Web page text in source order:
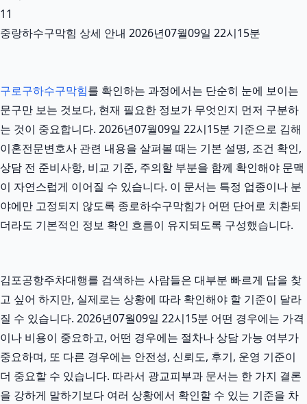
11
중랑하수구막힘 상세 안내 2026년07월09일 22시15분
구로구하수구막힘를 확인하는 과정에서는 단순히 눈에 보이는
문구만 보는 것보다, 현재 필요한 정보가 무엇인지 먼저 구분하
는 것이 중요합니다. 2026년07월09일 22시15분 기준으로 김해
이혼전문변호사 관련 내용을 살펴볼 때는 기본 설명, 조건 확인,
상담 전 준비사항, 비교 기준, 주의할 부분을 함께 확인해야 문맥
이 자연스럽게 이어질 수 있습니다. 이 문서는 특정 업종이나 분
야에만 고정되지 않도록 종로하수구막힘가 어떤 단어로 치환되
더라도 기본적인 정보 확인 흐름이 유지되도록 구성했습니다.
김포공항주차대행를 검색하는 사람들은 대부분 빠르게 답을 찾
고 싶어 하지만, 실제로는 상황에 따라 확인해야 할 기준이 달라
질 수 있습니다. 2026년07월09일 22시15분 어떤 경우에는 가격
이나 비용이 중요하고, 어떤 경우에는 절차나 상담 가능 여부가
중요하며, 또 다른 경우에는 안전성, 신뢰도, 후기, 운영 기준이
더 중요할 수 있습니다. 따라서 광교피부과 문서는 한 가지 결론
을 강하게 말하기보다 여러 상황에서 확인할 수 있는 기준을 차